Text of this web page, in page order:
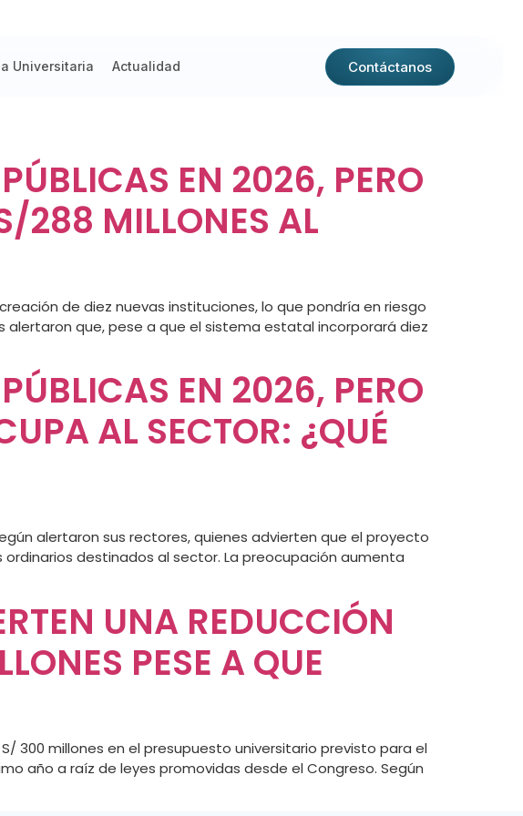
Universitaria Actualidad Contáctanos
EN 2026, PERO
288 MILLONES AL
de diez nuevas instituciones, lo que pondría en riesgo
alertaron que, pese a que el sistema estatal incorporará diez
EN 2026, PERO
AL SECTOR: ¿QUÉ
alertaron sus rectores, quienes advierten que el proyecto
destinados al sector. La preocupación aumenta
UNA REDUCCIÓN
PESE A QUE
300 millones en el presupuesto universitario previsto para el
año a raíz de leyes promovidas desde el Congreso. Según